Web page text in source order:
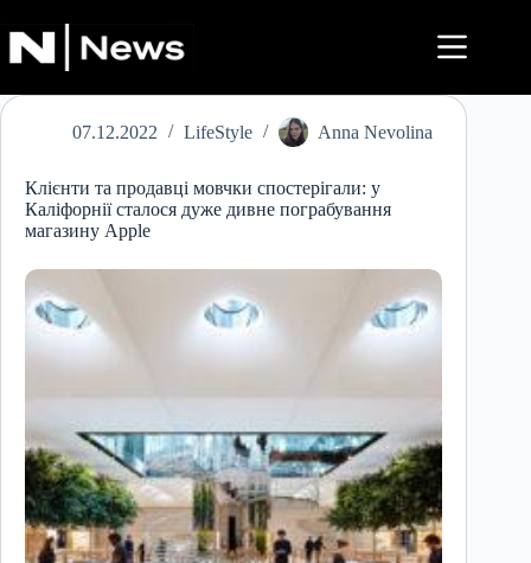
до
вмісту
07.12.2022 LifeStyle Anna Nevolina
Клієнти та продавці мовчки спостерігали: у
Каліфорнії сталося дуже дивне пограбування
магазину Apple